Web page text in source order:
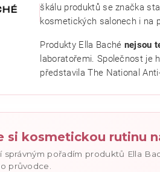
souhlasíte sezásadami ochrany
škálu produktů se značka
kosmetických salonech i na
Produkty Ella Baché nejsou
laboratořemi. Společnost je
představila The National
si kosmetickou rutinu
správným pořadím produktů Ella
průvodce.